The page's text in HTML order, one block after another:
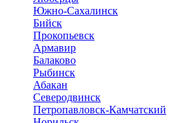
Южно-Сахалинск
Бийск
Прокопьевск
Армавир
Балаково
Рыбинск
Абакан
Северодвинск
Петропавловск-Камчатский